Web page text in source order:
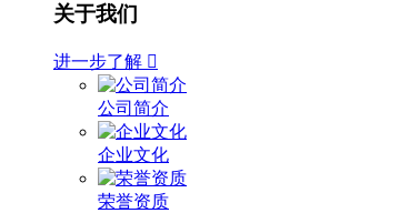
关于我们
进一步了解 
公司简介
企业文化
荣誉资质